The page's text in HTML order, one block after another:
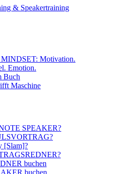
& Speakertraining
Motivation.
Emotion.
Buch
Maschine
SPEAKER?
[Slam]?
buchen
buchen